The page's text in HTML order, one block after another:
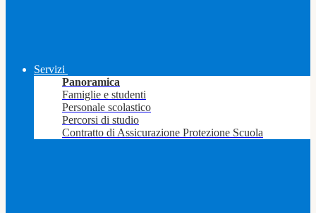
Servizi
Panoramica
Famiglie e studenti
Personale scolastico
Percorsi di studio
Contratto di Assicurazione Protezione Scuola